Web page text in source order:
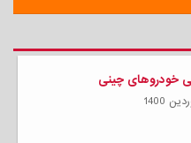
خودروهای چینی